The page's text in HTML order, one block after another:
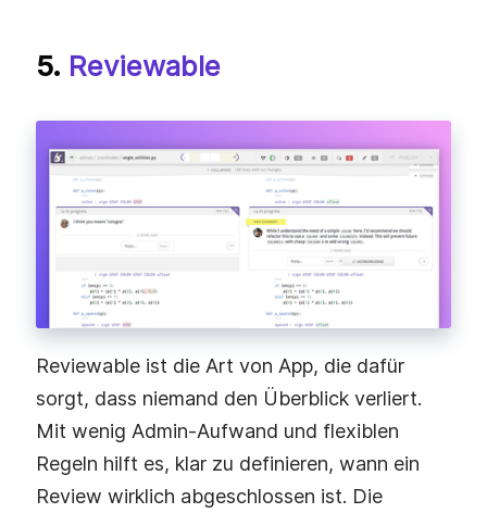
5. Reviewable
Reviewable ist die Art von App, die dafür
sorgt, dass niemand den Überblick verliert.
Mit wenig Admin-Aufwand und flexiblen
Regeln hilft es, klar zu definieren, wann ein
Review wirklich abgeschlossen ist. Die